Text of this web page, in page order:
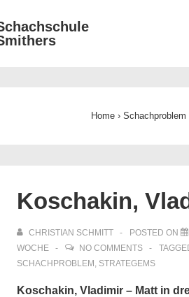
Home › Schachproblem
Koschakin,
CHRISTIAN SCHMITT POSTED ON
WOCHE
NO COMMENTS
SCHACHPROBLEM , STRATEGEMS
Koschakin, Vladimir – Matt in